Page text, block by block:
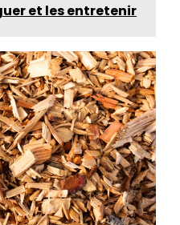
et les entretenir